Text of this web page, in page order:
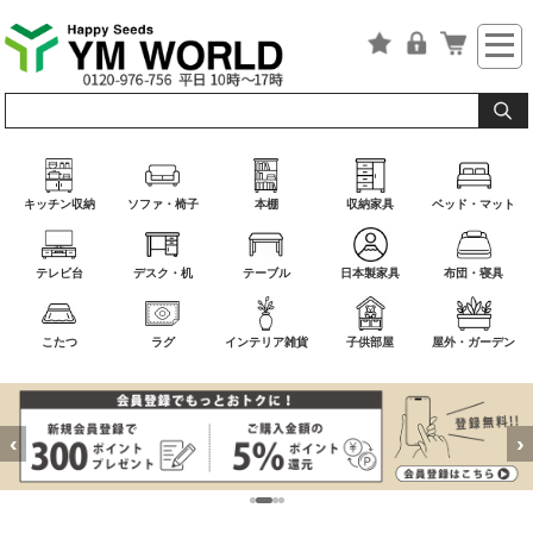
キッチン収納 ソファ・椅子 本棚 収納家具 ベッド・マット
テレビ台 デスク・机 テーブル 日本製家具 布団・寝具
こたつ ラグ インテリア雑貨 子供部屋 屋外・ガーデン
‹ ›